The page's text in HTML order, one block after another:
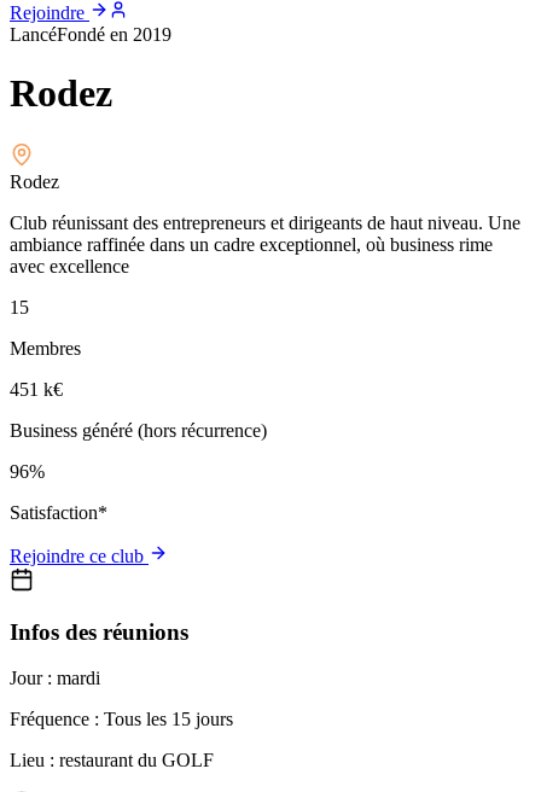
Rejoindre
LancéFondé en 2019
Rodez
Rodez
Club réunissant des entrepreneurs et dirigeants de haut niveau. Une
ambiance raffinée dans un cadre exceptionnel, où business rime
avec excellence
15
Membres
451 k€
Business généré (hors récurrence)
96%
Satisfaction*
Rejoindre ce club
Infos des réunions
Jour : mardi
Fréquence : Tous les 15 jours
Lieu : restaurant du GOLF